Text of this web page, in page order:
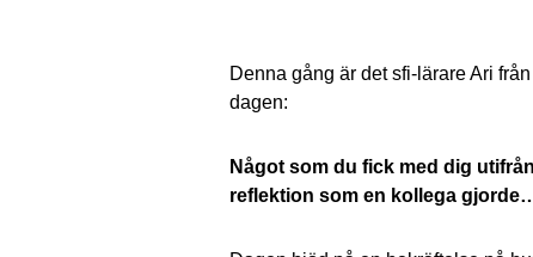
Denna gång är det sfi-lärare Ari
dagen:
Något som du fick med dig
reflektion som en kollega